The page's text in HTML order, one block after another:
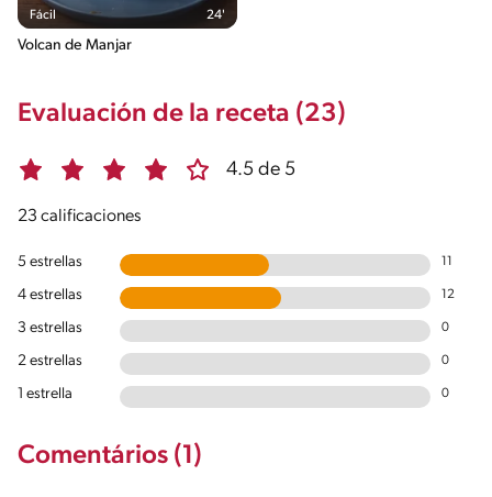
Fácil 24'
Volcan de Manjar
Evaluación de la receta (23)
4.5 de 5
23 calificaciones
5 estrellas 11
4 estrellas 12
3 estrellas 0
2 estrellas 0
1 estrella 0
Comentários (1)